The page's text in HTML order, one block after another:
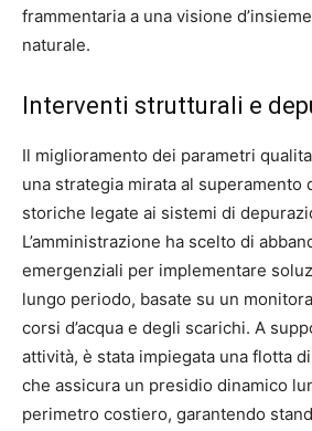
frammentaria a una visione
naturale.
Interventi strutturali e
Il miglioramento dei parametri
una strategia mirata al superamento
storiche legate ai sistemi di
L’amministrazione ha scelto di
emergenziali per implementare
lungo periodo, basate su un
corsi d’acqua e degli scarichi. A
attività, è stata impiegata una flotta
che assicura un presidio dinamico
perimetro costiero, garantendo